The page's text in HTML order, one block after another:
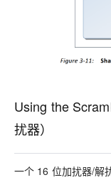
Using the
扰器）
一个 16 位加扰器/解